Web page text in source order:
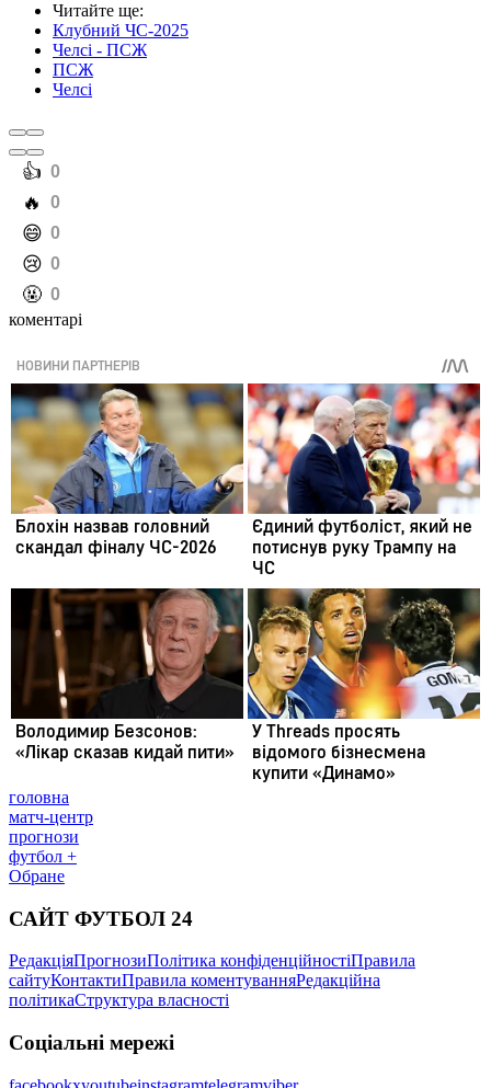
Читайте ще:
Клубний ЧС-2025
Челсі - ПСЖ
ПСЖ
Челсі
️👍 0
️🔥 0
️😄 0
️😢 0
️🤬 0
коментарі
головна
матч-центр
прогнози
футбол +
Обране
САЙТ ФУТБОЛ 24
РедакціяПрогнозиПолітика конфіденційностіПравила
сайтуКонтактиПравила коментуванняРедакційна
політикаСтруктура власності
Соціальні мережі